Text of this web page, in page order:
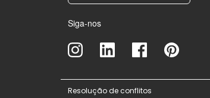
Siga-nos
Resolução de conflitos